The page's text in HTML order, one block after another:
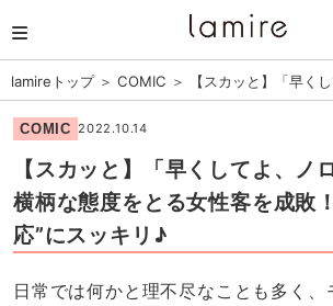
lamireトップ＞ COMIC ＞ 【スカッと】「早く
COMIC 2022.10.14
【スカッと】「早くしてよ、ノ
横柄な態度をとる女性客を成敗
応”にスッキリ♪
日常では何かと理不尽なことも多く、